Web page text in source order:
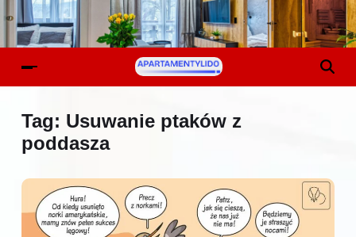
Tag: Usuwanie ptaków z
poddasza